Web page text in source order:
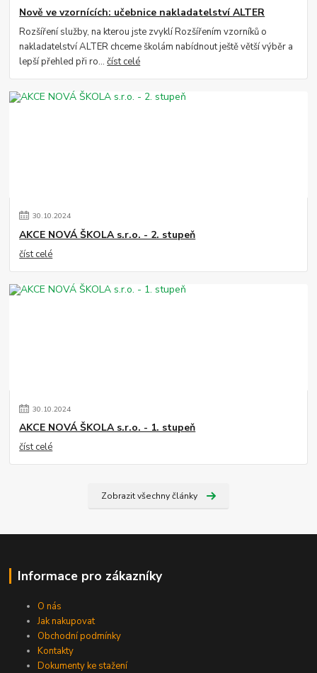
Nově ve vzornících: učebnice nakladatelství ALTER
Rozšíření služby, na kterou jste zvyklí Rozšířením vzorníků o
nakladatelství ALTER chceme školám nabídnout ještě větší výběr a
lepší přehled při ro...číst celé
30.10.2024
AKCE NOVÁ ŠKOLA s.r.o. - 2. stupeň
číst celé
30.10.2024
AKCE NOVÁ ŠKOLA s.r.o. - 1. stupeň
číst celé
Zobrazit všechny články
Informace pro zákazníky
O nás
Jak nakupovat
Obchodní podmínky
Kontakty
Dokumenty ke stažení